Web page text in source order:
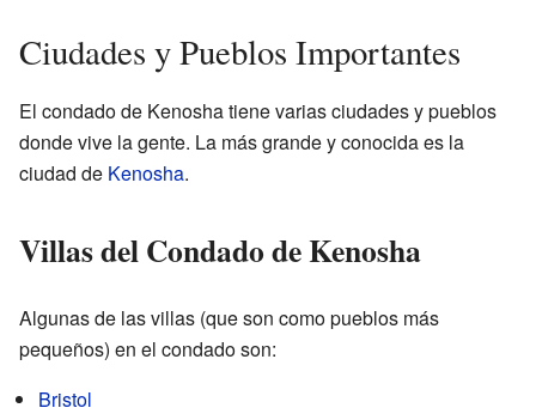
Ciudades y Pueblos Importantes
El condado de Kenosha tiene varias ciudades y pueblos
donde vive la gente. La más grande y conocida es la
ciudad de Kenosha.
Villas del Condado de Kenosha
Algunas de las villas (que son como pueblos más
pequeños) en el condado son:
Bristol